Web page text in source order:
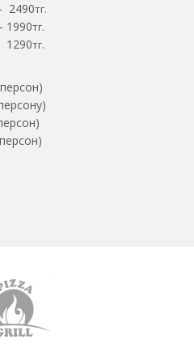
тг.
тг.
тг.